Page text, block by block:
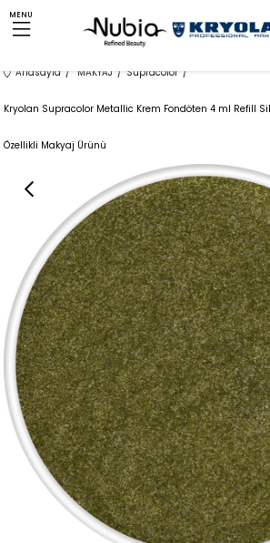
MENU
Anasayfa MAKYAJ Supracolor
Kryolan Supracolor Metallic Krem Fondöten 4 ml Refill
Özellikli Makyaj Ürünü